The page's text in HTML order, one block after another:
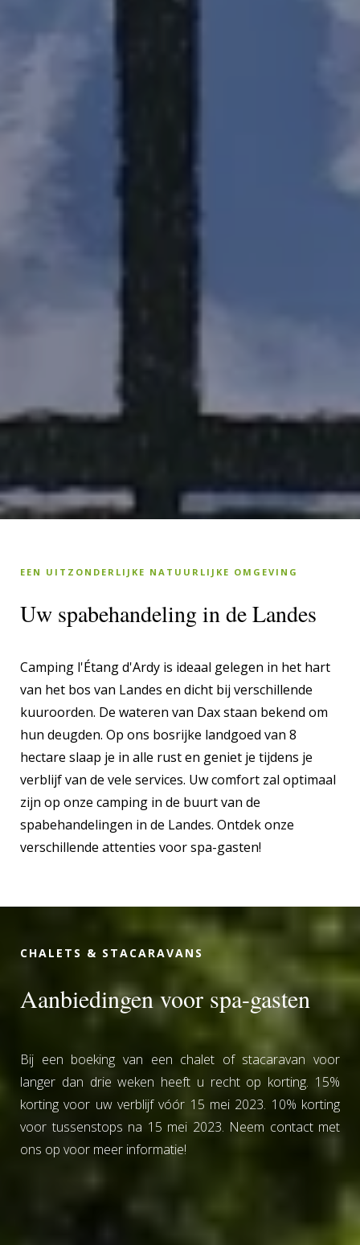
EEN UITZONDERLIJKE NATUURLIJKE OMGEVING
Uw spabehandeling in de Landes
Camping l'Étang d'Ardy is ideaal gelegen in het hart
van het bos van Landes en dicht bij verschillende
kuuroorden. De wateren van Dax staan bekend om
hun deugden. Op ons bosrijke landgoed van 8
hectare slaap je in alle rust en geniet je tijdens je
verblijf van de vele services. Uw comfort zal optimaal
zijn op onze camping in de buurt van de
spabehandelingen in de Landes. Ontdek onze
verschillende attenties voor spa-gasten!
CHALETS & STACARAVANS
Aanbiedingen voor spa-gasten
Bij een boeking van een chalet of stacaravan voor
langer dan drie weken heeft u recht op korting. 15%
korting voor uw verblijf vóór 15 mei 2023. 10% korting
voor tussenstops na 15 mei 2023. Neem contact met
ons op voor meer informatie!